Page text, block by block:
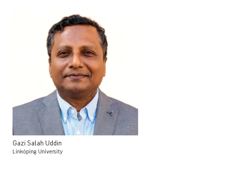
Gazi Salah Uddin
Linköping University